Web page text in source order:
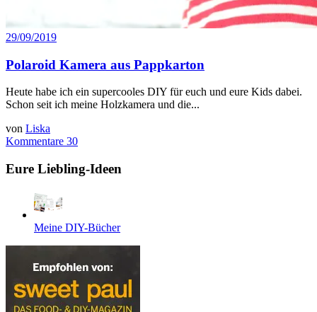
29/09/2019
Polaroid Kamera aus Pappkarton
Heute habe ich ein supercooles DIY für euch und eure Kids dabei.
Schon seit ich meine Holzkamera und die...
von Liska
Kommentare 30
Eure Liebling-Ideen
Meine DIY-Bücher